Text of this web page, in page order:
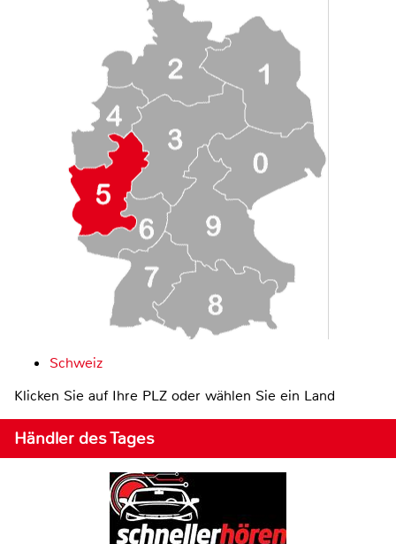
Schweiz
Klicken Sie auf Ihre PLZ oder wählen Sie ein Land
Händler des Tages